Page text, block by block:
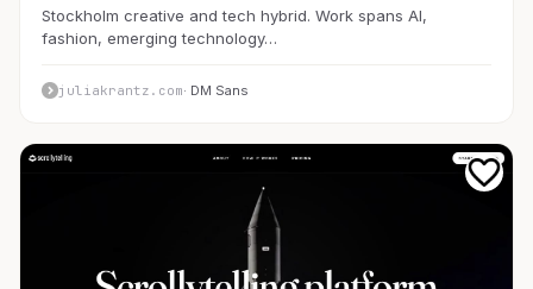
Stockholm creative and tech hybrid. Work spans AI,
fashion, emerging technology…
juliakrantz.com· DM Sans